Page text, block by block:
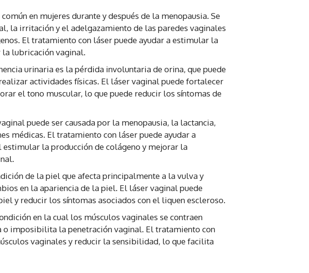
en mujeres durante y después de la menopausia. Se
la irritación y el adelgazamiento de las paredes vaginales
El tratamiento con láser puede ayudar a estimular la
la lubricación vaginal.
urinaria es la pérdida involuntaria de orina, que puede
actividades físicas. El láser vaginal puede fortalecer
el tono muscular, lo que puede reducir los síntomas de
puede ser causada por la menopausia, la lactancia,
médicas. El tratamiento con láser puede ayudar a
la producción de colágeno y mejorar la
de la piel que afecta principalmente a la vulva y
en la apariencia de la piel. El láser vaginal puede
y reducir los síntomas asociados con el liquen escleroso.
en la cual los músculos vaginales se contraen
imposibilita la penetración vaginal. El tratamiento con
vaginales y reducir la sensibilidad, lo que facilita